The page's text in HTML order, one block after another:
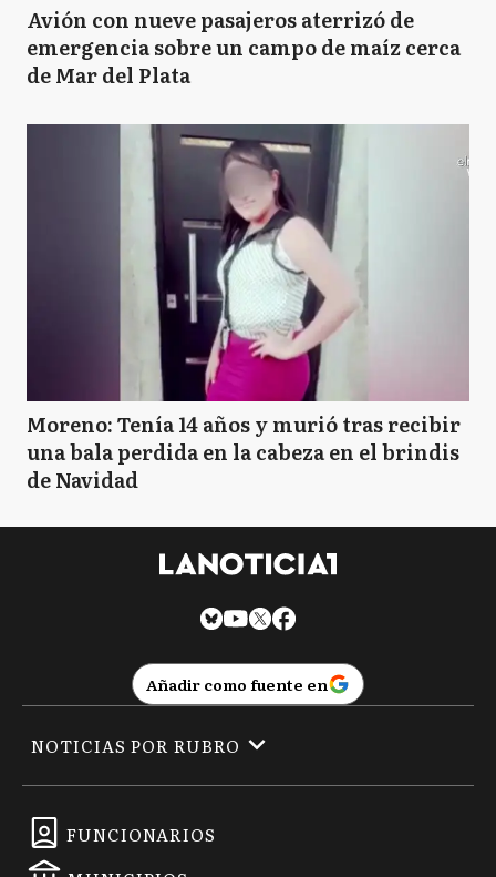
Avión con nueve pasajeros aterrizó de
emergencia sobre un campo de maíz cerca
de Mar del Plata
Moreno: Tenía 14 años y murió tras recibir
una bala perdida en la cabeza en el brindis
de Navidad
Añadir como fuente en
FUNCIONARIOS
NOTICIAS POR RUBRO